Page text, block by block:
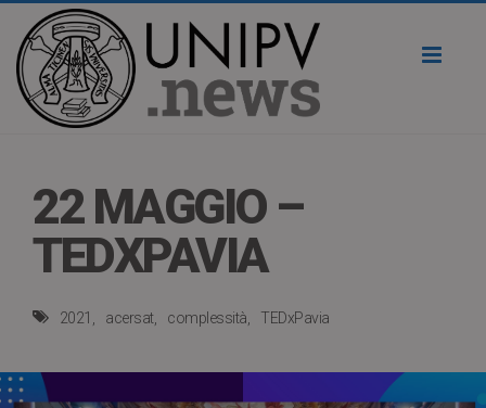
22 MAGGIO –
TEDXPAVIA
2021 acersat complessità TEDxPavia